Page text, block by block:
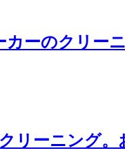
カーのクリー
リーニング。